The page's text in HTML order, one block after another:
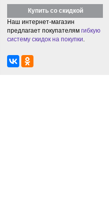
Купить со скидкой
Наш интернет-магазин
предлагает покупателям гибкую
систему скидок на покупки